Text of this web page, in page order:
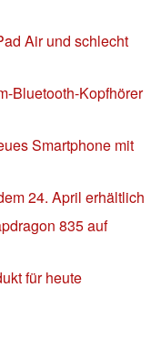
Air und schlecht
Bluetooth-Kopfhörer
Smartphone mit
24. April erhältlich
835 auf
für heute